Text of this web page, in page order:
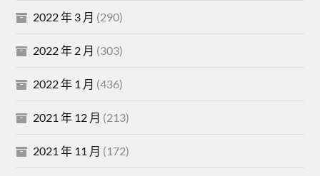
2022 年 3 月 (290)
2022 年 2 月 (303)
2022 年 1 月 (436)
2021 年 12 月 (213)
2021 年 11 月 (172)